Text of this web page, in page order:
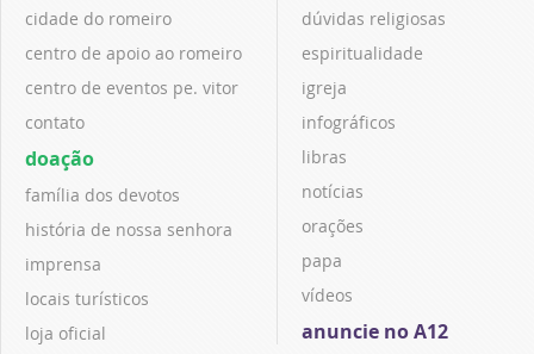
cidade do romeiro
centro de apoio ao romeiro
centro de eventos pe. vitor
contato
doação
família dos devotos
história de nossa senhora
imprensa
locais turísticos
loja oficial
dúvidas religiosas
espiritualidade
igreja
infográficos
libras
notícias
orações
papa
vídeos
anuncie no A12